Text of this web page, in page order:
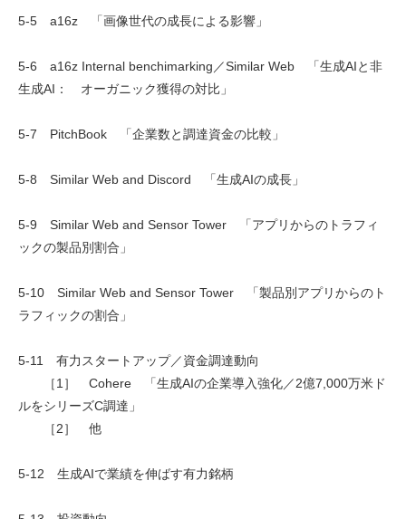
5-5 a16z 「画像世代の成長による影響」
5-6 a16z Internal benchimarking／Similar Web 「生成AIと非
生成AI： オーガニック獲得の対比」
5-7 PitchBook 「企業数と調達資金の比較」
5-8 Similar Web and Discord 「生成AIの成長」
5-9 Similar Web and Sensor Tower 「アプリからのトラフィ
ックの製品別割合」
5-10 Similar Web and Sensor Tower 「製品別アプリからのト
ラフィックの割合」
5-11 有力スタートアップ／資金調達動向
［1］ Cohere 「生成AIの企業導入強化／2億7,000万米ド
ルをシリーズC調達」
［2］ 他
5-12 生成AIで業績を伸ばす有力銘柄